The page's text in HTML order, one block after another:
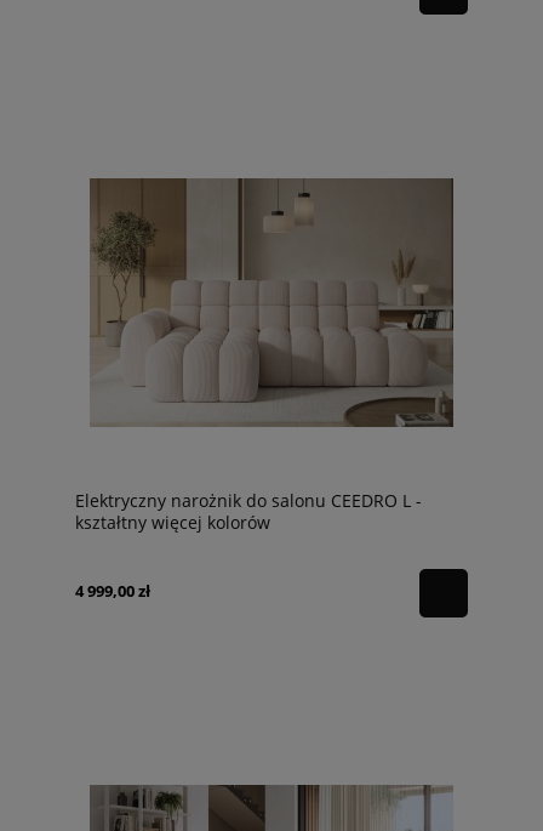
Elektryczny narożnik do salonu CEEDRO L -
kształtny więcej kolorów
4 999,00 zł